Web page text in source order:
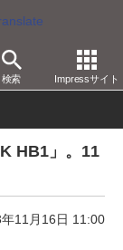
検索 Impressサイト
HB1」。11
11月16日 11:00